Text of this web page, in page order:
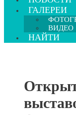
ГАЛЕРЕИ
ВИДЕО
НАЙТИ